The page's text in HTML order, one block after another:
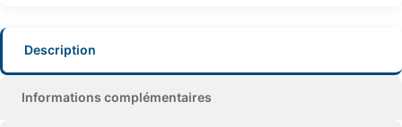
Description
Informations complémentaires